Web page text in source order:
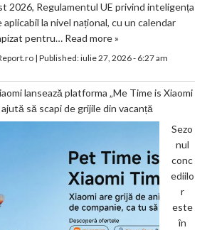
2026, Regulamentul UE privind inteligența
la nivel național, cu un calendar
pentru… Read more »
| Published:iulie 27, 2026 - 6:27 am
lansează platforma „Me Time is Xiaomi
să scapi de grijile din vacanță
Sezo
nul
conc
ediilo
r
este
în